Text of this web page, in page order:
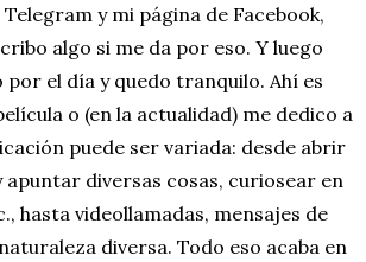
Telegram y mi página de Facebook,
algo si me da por eso. Y luego
por el día y quedo tranquilo. Ahí es
o (en la actualidad) me dedico a
puede ser variada: desde abrir
apuntar diversas cosas, curiosear en
hasta videollamadas, mensajes de
diversa. Todo eso acaba en